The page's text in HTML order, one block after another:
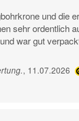
und die
sehr ordentlich
war gut
., 11.07.2026